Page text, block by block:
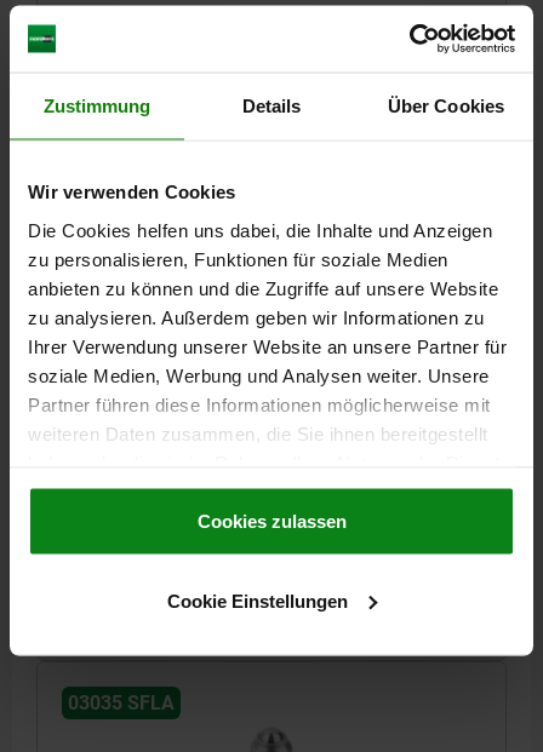
Zustimmung Details Über Cookies
Wir verwenden Cookies
Die Cookies helfen uns dabei, die Inhalte und Anzeigen
zu personalisieren, Funktionen für soziale Medien
anbieten zu können und die Zugriffe auf unsere Website
zu analysieren. Außerdem geben wir Informationen zu
Ihrer Verwendung unserer Website an unsere Partner für
soziale Medien, Werbung und Analysen weiter. Unsere
Partner führen diese Informationen möglicherweise mit
weiteren Daten zusammen, die Sie ihnen bereitgestellt
gesammelt haben.Cookie Richtlinien
Datenschutz|AGB
Cookies zulassen
Cookie Einstellungen
DETAILS
03035 SFLA
FEDERNDES DRUCKSTÜCK STANDARD FEDERKRAFT,
LANGE AUSFÜHRUNG D=M10 L=35, EDELSTAHL,
KOMP:KUGEL AUS EDELSTAHL
GEWINDE=M10 LÄNGE=35 D1=6 HUB=2
S=5
03035 SFLA